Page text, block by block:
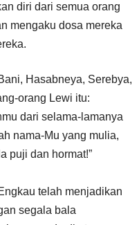
diri dari semua orang
mengaku dosa mereka
Hasabneya, Serebya,
orang Lewi itu:
dari selama-lamanya
nama-Mu yang mulia,
puji dan hormat!”
telah menjadikan
segala bala